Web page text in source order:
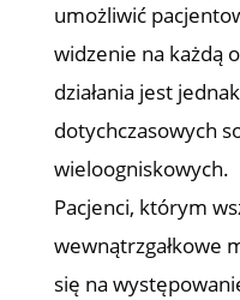
umożliwić
widzenie na każdą
działania jest
dotychczasowych
wieloogniskowych.
Pacjenci, którym
wewnątrzgałkowe
się na